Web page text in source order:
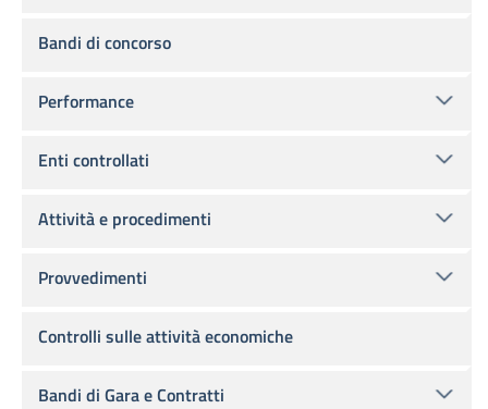
Bandi di concorso
Performance
Enti controllati
Attività e procedimenti
Provvedimenti
Controlli sulle attività economiche
Bandi di Gara e Contratti